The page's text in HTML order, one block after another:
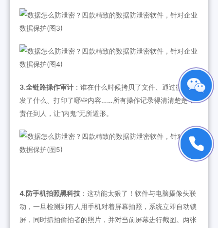
3.全链路操作审计 ：谁在什么时候拷贝了文件、通过微信外
发了什么、打印了哪些内容……所有操作记录得清清楚楚，
责任到人，让“内鬼”无所遁形。
4.防手机拍照黑科技 ：这功能太狠了！软件与电脑摄像头联
动，一旦检测到有人用手机对着屏幕拍照，系统立即自动锁
屏，同时抓拍偷拍者的照片，并对当前屏幕进行截图。两张